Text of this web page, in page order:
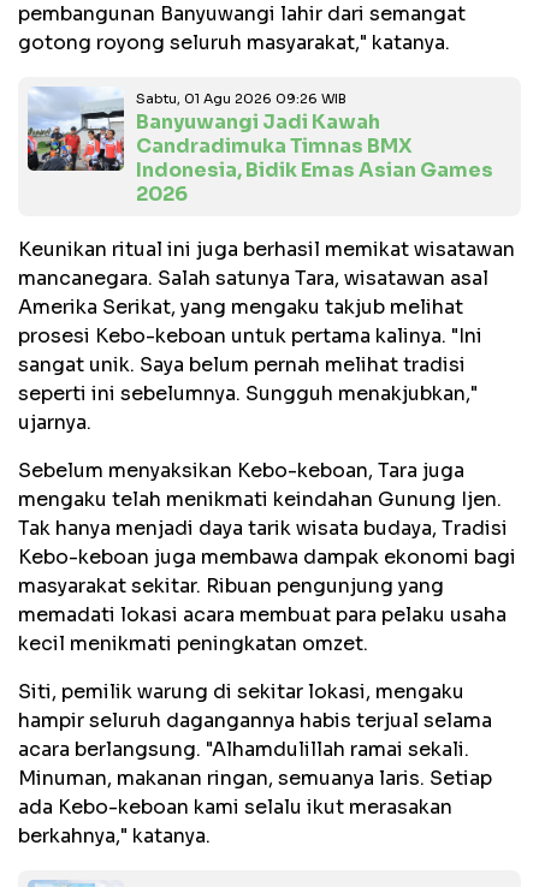
pembangunan Banyuwangi lahir dari semangat
gotong royong seluruh masyarakat," katanya.
Sabtu, 01 Agu 2026 09:26 WIB
Banyuwangi Jadi Kawah
Candradimuka Timnas BMX
Indonesia, Bidik Emas Asian Games
2026
Keunikan ritual ini juga berhasil memikat wisatawan
mancanegara. Salah satunya Tara, wisatawan asal
Amerika Serikat, yang mengaku takjub melihat
prosesi Kebo-keboan untuk pertama kalinya. "Ini
sangat unik. Saya belum pernah melihat tradisi
seperti ini sebelumnya. Sungguh menakjubkan,"
ujarnya.
Sebelum menyaksikan Kebo-keboan, Tara juga
mengaku telah menikmati keindahan Gunung Ijen.
Tak hanya menjadi daya tarik wisata budaya, Tradisi
Kebo-keboan juga membawa dampak ekonomi bagi
masyarakat sekitar. Ribuan pengunjung yang
memadati lokasi acara membuat para pelaku usaha
kecil menikmati peningkatan omzet.
Siti, pemilik warung di sekitar lokasi, mengaku
hampir seluruh dagangannya habis terjual selama
acara berlangsung. "Alhamdulillah ramai sekali.
Minuman, makanan ringan, semuanya laris. Setiap
ada Kebo-keboan kami selalu ikut merasakan
berkahnya," katanya.